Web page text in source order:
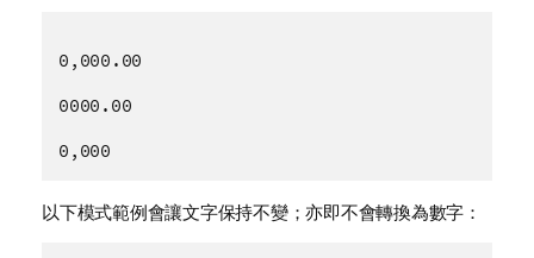
0,000.00
0000.00
0,000
以下模式範例會讓文字保持不變；亦即不會轉換為數字：